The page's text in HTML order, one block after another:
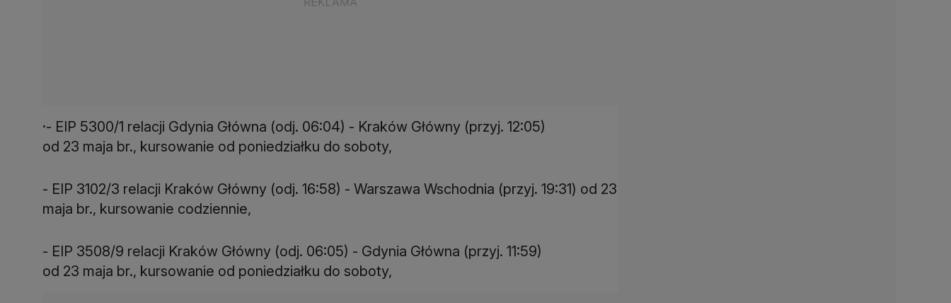
·- EIP 5300/1 relacji Gdynia Główna (odj. 06:04) - Kraków Główny (przyj. 12:05)
od 23 maja br., kursowanie od poniedziałku do soboty,
- EIP 3102/3 relacji Kraków Główny (odj. 16:58) - Warszawa Wschodnia (przyj. 19:31) od 23
maja br., kursowanie codziennie,
- EIP 3508/9 relacji Kraków Główny (odj. 06:05) - Gdynia Główna (przyj. 11:59)
od 23 maja br., kursowanie od poniedziałku do soboty,